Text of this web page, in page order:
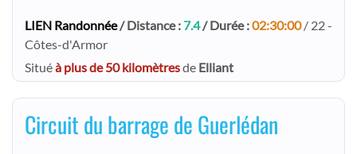
LIEN Randonnée/ Distance : 7.4/ Durée :02:30:00/ 22 -
Côtes-d'Armor
Situéà plus de 50 kilomètresde Elliant
Circuit du barrage de Guerlédan